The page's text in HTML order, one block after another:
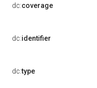
dc:coverage
dc:identifier
dc:type